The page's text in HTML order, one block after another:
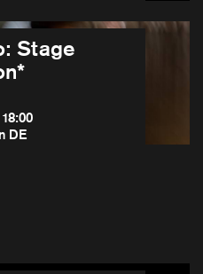
Stage
DE